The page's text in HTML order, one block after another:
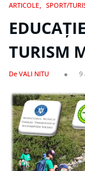
ARTICOLE SPORT/
TURISM
De VALI NITU 9